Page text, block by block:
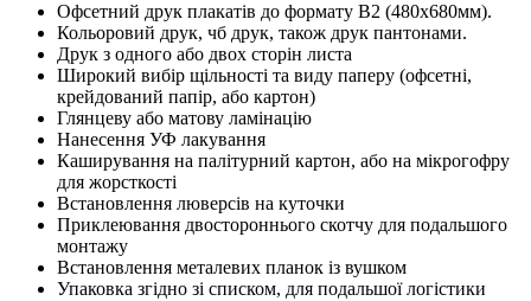
Офсетний друк плакатів до формату В2 (480х680мм).
Кольоровий друк, чб друк, також друк пантонами.
Друк з одного або двох сторін листа
Широкий вибір щільності та виду паперу (офсетні,
крейдований папір, або картон)
Глянцеву або матову ламінацію
Нанесення УФ лакування
Каширування на палітурний картон, або на мікрогофру
для жорсткості
Встановлення люверсів на куточки
Приклеювання двостороннього скотчу для подальшого
монтажу
Встановлення металевих планок із вушком
Упаковка згідно зі списком, для подальшої логістики